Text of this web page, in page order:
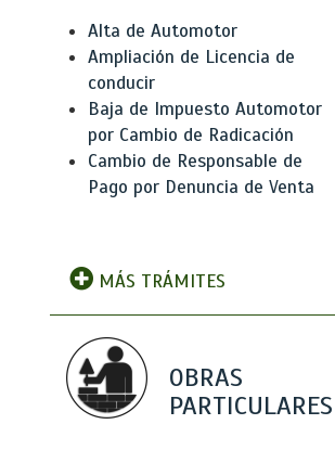
Alta de Automotor
Ampliación de Licencia de
conducir
Baja de Impuesto Automotor
por Cambio de Radicación
Cambio de Responsable de
Pago por Denuncia de Venta
MÁS TRÁMITES
OBRAS
PARTICULARES